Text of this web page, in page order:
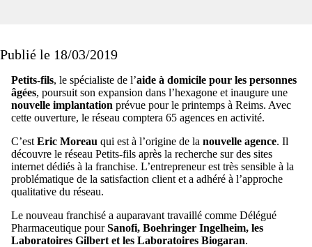
Publié le 18/03/2019
Petits-fils, le spécialiste de l’aide à domicile pour les personnes
âgées, poursuit son expansion dans l’hexagone et inaugure une
nouvelle implantation prévue pour le printemps à Reims. Avec
cette ouverture, le réseau comptera 65 agences en activité.
C’est Eric Moreau qui est à l’origine de la nouvelle agence. Il
découvre le réseau Petits-fils après la recherche sur des sites
internet dédiés à la franchise. L’entrepreneur est très sensible à la
problématique de la satisfaction client et a adhéré à l’approche
qualitative du réseau.
Le nouveau franchisé a auparavant travaillé comme Délégué
Pharmaceutique pourSanofi, Boehringer Ingelheim, les
Laboratoires Gilbert et les Laboratoires Biogaran.